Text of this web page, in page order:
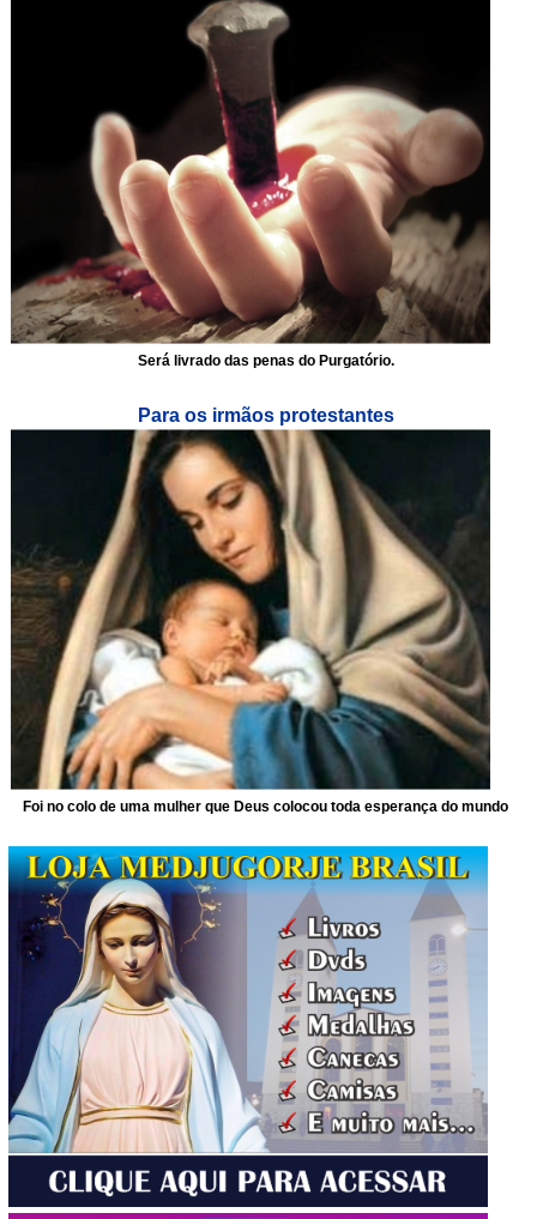
Será livrado das penas do Purgatório.
Para os irmãos protestantes
Foi no colo de uma mulher que Deus colocou toda esperança do mundo